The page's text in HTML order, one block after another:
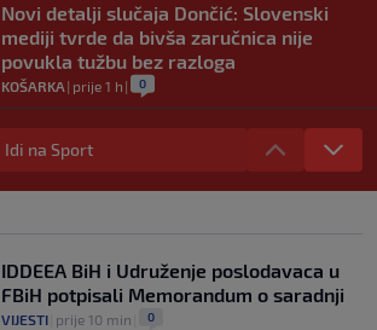
Novi detalji slučaja Dončić: Slovenski
mediji tvrde da bivša zaručnica nije
povukla tužbu bez razloga
KOŠARKA | prije 1 h | 0
Mario Hezonja se oprostio od Reala:
"Odlazim iz svog doma, ali vas nikada
0
bogatije ponude: "Ipak, Juve je uvijek
Juve"
NOGOMET |prije 2 h 0
Idi na Sport
IDDEEA BiH i Udruženje poslodavaca u
FBiH potpisali Memorandum o saradnji
VIJESTI prije 10 min 0